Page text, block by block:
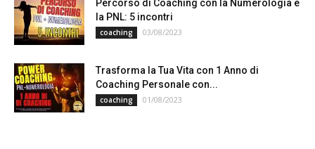
Percorso di Coaching con la Numerologia e
la PNL: 5 incontri
coaching 03/08/2023
Trasforma la Tua Vita con 1 Anno di
Coaching Personale con...
coaching 01/08/2023